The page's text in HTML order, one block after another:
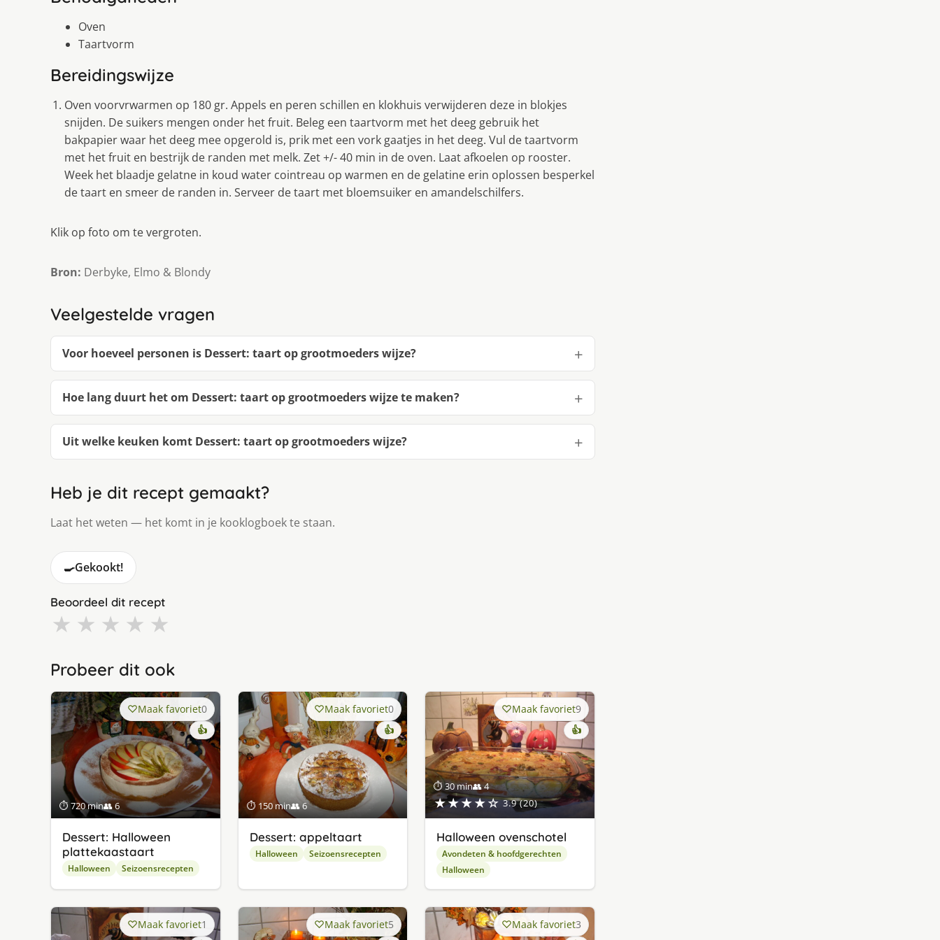
Oven
Taartvorm
Bereidingswijze
Oven voorvrwarmen op 180 gr. Appels en peren schillen en klokhuis verwijderen deze in blokjes
snijden. De suikers mengen onder het fruit. Beleg een taartvorm met het deeg gebruik het
bakpapier waar het deeg mee opgerold is, prik met een vork gaatjes in het deeg. Vul de taartvorm
met het fruit en bestrijk de randen met melk. Zet +/- 40 min in de oven. Laat afkoelen op rooster.
Week het blaadje gelatne in koud water cointreau op warmen en de gelatine erin oplossen besperkel
de taart en smeer de randen in. Serveer de taart met bloemsuiker en amandelschilfers.
Klik op foto om te vergroten.
Bron: Derbyke, Elmo & Blondy
Veelgestelde vragen
Voor hoeveel personen is Dessert: taart op grootmoeders wijze?
Hoe lang duurt het om Dessert: taart op grootmoeders wijze te maken?
Uit welke keuken komt Dessert: taart op grootmoeders wijze?
Heb je dit recept gemaakt?
Laat het weten — het komt in je kooklogboek te staan.
🍳Gekookt!
Beoordeel dit recept
★ ★ ★ ★ ★
Probeer dit ook
⏱ 720 min👥 6
Maak favoriet0
👍
Dessert: Halloween
plattekaastaart
Halloween Seizoensrecepten
⏱ 150 min👥 6
Maak favoriet0
👍
Dessert: appeltaart
Halloween Seizoensrecepten
⏱ 30 min👥 4
★★★★☆ 3.9 (20)
Maak favoriet9
👍
Halloween ovenschotel
Avondeten & hoofdgerechten
Halloween
Maak favoriet1 Maak favoriet5 Maak favoriet3